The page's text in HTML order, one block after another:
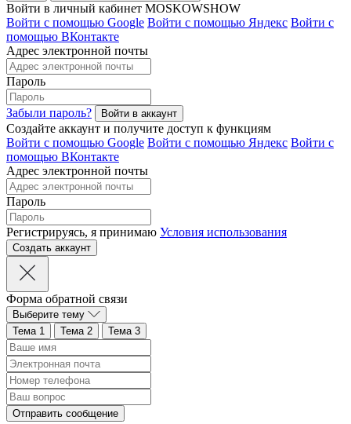
Войти в личный кабинет MOSKOWSHOW
Войти с помощью Google Войти с помощью Яндекс Войти с
помощью ВКонтакте
Адрес электронной почты
Пароль
Забыли пароль?
Создайте аккаунт и получите доступ к функциям
Войти с помощью Google Войти с помощью Яндекс Войти с
помощью ВКонтакте
Адрес электронной почты
Пароль
Регистрируясь, я принимаю Условия использования
Форма обратной связи
Выберите тему
Тема 1
Тема 2 Тема 3
Отправить сообщение